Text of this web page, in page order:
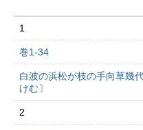
1
巻1-34
白波の浜松が枝の手向草幾
けむ〕
2